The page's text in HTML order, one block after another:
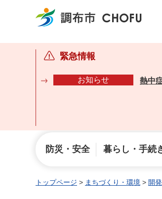
調布市
緊急情報
お知らせ 熱中
防災・安全 暮らし・手続
トップページ > まちづくり・環境 > 開